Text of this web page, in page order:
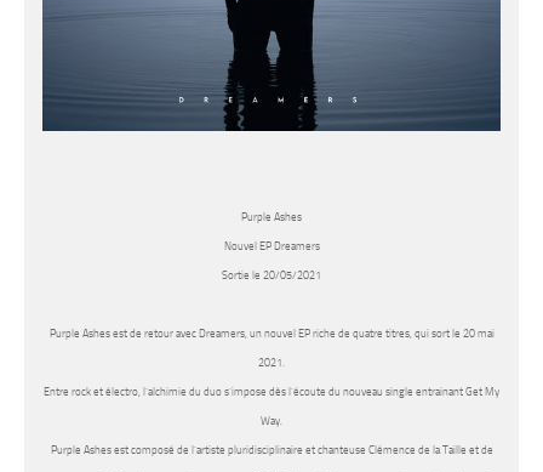
Purple Ashes
Nouvel EP Dreamers
Sortie le 20/05/2021
Purple Ashesest de retour avec Dreamers, un nouvel EP riche de quatre titres, qui sort le 20 mai
2021.
Entre rock et électro, l’alchimie du duo s’impose dès l’écoute du nouveau single entrainant Get My
Way.
Purple Ashesest composé de l’artiste pluridisciplinaire et chanteuse Clémence de la Taille et de